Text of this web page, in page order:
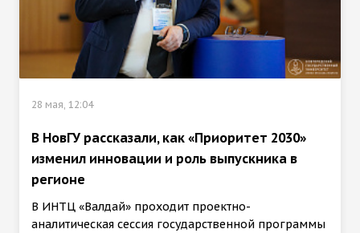
28 мая, 12:04
В НовГУ рассказали, как «Приоритет 2030»
изменил инновации и роль выпускника в
регионе
В ИНТЦ «Валдай» проходит проектно-
аналитическая сессия государственной программы